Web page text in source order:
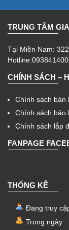
TRUNG TÂM
Tại Miền Nam:
CHÍNH SÁCH –
Chính sách bán
Chính sách bảo
Chính sách lắp
FANPAGE
THỐNG KÊ
Đang truy
Trong ngày